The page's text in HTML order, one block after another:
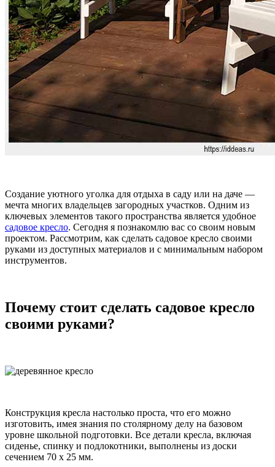
Создание уютного уголка для отдыха в саду или на даче —
мечта многих владельцев загородных участков. Одним из
ключевых элементов такого пространства является удобное
садовое кресло. Сегодня я познакомлю вас со своим новым
проектом. Рассмотрим, как сделать садовое кресло своими
руками из доступных материалов и с минимальным набором
инструментов.
Почему стоит сделать садовое кресло
своими руками?
Конструкция кресла настолько проста, что его можно
изготовить, имея знания по столярному делу на базовом
уровне школьной подготовки. Все детали кресла, включая
сиденье, спинку и подлокотники, выполнены из доски
сечением 70 х 25 мм.